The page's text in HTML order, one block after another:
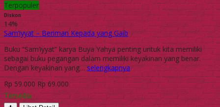
Terpopuler
Diskon
14%
Sam’iyyat – Beriman Kepada yang Gaib
Buku “Sam’iyyat” karya Buya Yahya penting untuk kita memiliki
sebagai buku pegangan dalam memiliki keyakinan yang benar.
Dengan keyakinan yang…selengkapnya
Rp 59.000 Rp 69.000
Tersedia